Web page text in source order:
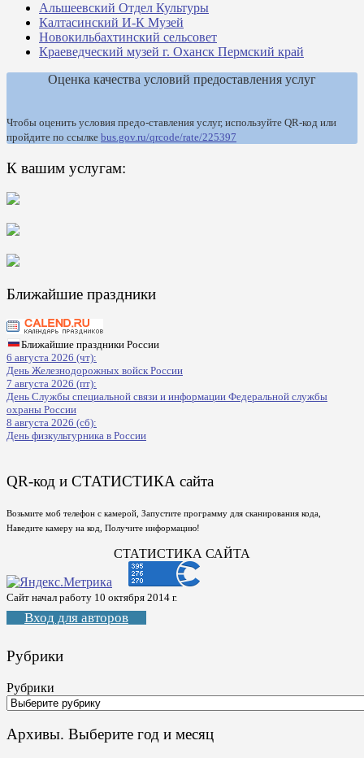
Альшеевский Отдел Культуры
Калтасинский И-К Музей
Новокильбахтинский сельсовет
Краеведческий музей г. Оханск Пермский край
Оценка качества условий предоставления услуг
Чтобы оценить условия предо-ставления услуг, используйте QR-код или
пройдите по ссылке bus.gov.ru/qrcode/rate/225397
К вашим услугам:
Ближайшие праздники
Ближайшие праздники России
6 августа 2026 (чт):
День Железнодорожных войск России
7 августа 2026 (пт):
День Службы специальной связи и информации Федеральной службы
охраны России
8 августа 2026 (сб):
День физкультурника в России
QR-код и СТАТИСТИКА сайта
Возьмите моб телефон с камерой, Запустите программу для сканирования кода,
Наведите камеру на код, Получите информацию!
СТАТИСТИКА САЙТА
Сайт начал работу 10 октября 2014 г.
Вход для авторов
Рубрики
Рубрики
Архивы. Выберите год и месяц